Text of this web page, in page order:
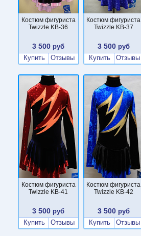
Костюм фигуриста
Twizzle KB-36
3 500 руб
Купить
Отзывы
Костюм фигуриста
Twizzle KB-37
3 500 руб
Купить
Отзывы
Костюм фигуриста
Twizzle KB-41
3 500 руб
Купить
Отзывы
Костюм фигуриста
Twizzle KB-42
3 500 руб
Купить
Отзывы